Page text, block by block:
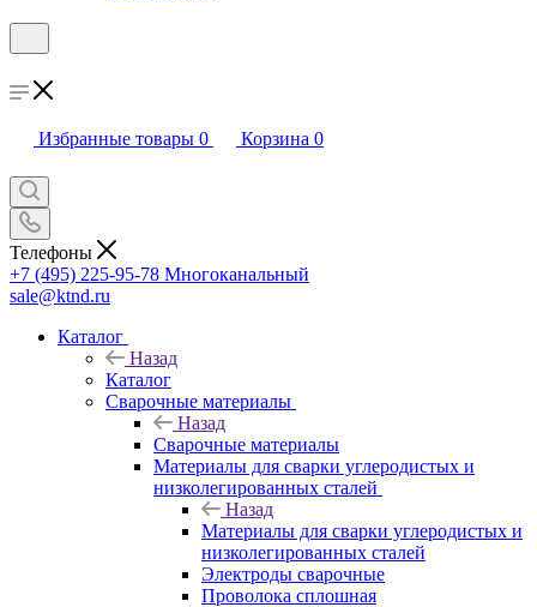
Избранные товары 0 Корзина 0
Телефоны
+7 (495) 225-95-78 Многоканальный
sale@ktnd.ru
Каталог
Назад
Каталог
Сварочные материалы
Назад
Сварочные материалы
Материалы для сварки углеродистых и
низколегированных сталей
Назад
Материалы для сварки углеродистых и
низколегированных сталей
Электроды сварочные
Проволока сплошная